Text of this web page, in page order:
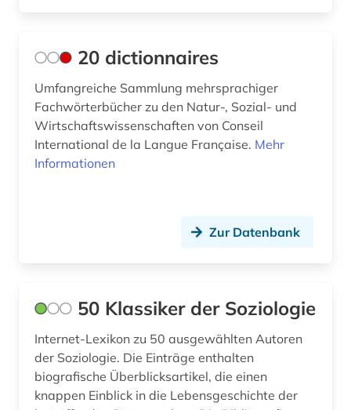
baden-württemberg (1)
bande (1)
bandenkriminalität (1)
bankenstatistik (1)
behinderung (3)
belgien (2)
berlin (3)
Suedamerika (9)
Suedostasien (2)
Suedosteuropa (8)
Thueringen (1)
Ungarn (4)
20 dictionnaires
Umfangreiche Sammlung mehrsprachiger
Fachwörterbücher zu den Natur-, Sozial- und
Wirtschaftswissenschaften von Conseil
International de la Langue Française. Mehr
Informationen
Zur Datenbank
50 Klassiker der Soziologie
Internet-Lexikon zu 50 ausgewählten Autoren
der Soziologie. Die Einträge enthalten
biografische Überblicksartikel, die einen
knappen Einblick in die Lebensgeschichte der